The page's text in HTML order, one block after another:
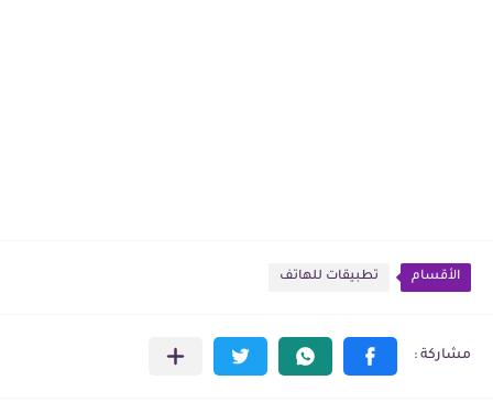
الأقسام تطبيقات للهاتف